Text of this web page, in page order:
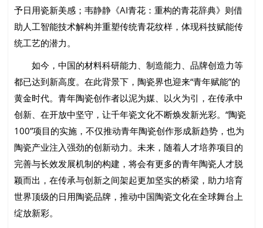
予日用瓷新美感；韦静静《AI青花：重构的青花辞典》则借
助人工智能技术解构并重塑传统青花纹样，体现科技赋能传
统工艺的潜力。
如今，中国的材料科研能力、制造能力、品牌创造力等
都已达到新高度。在此背景下，陶瓷界也迎来“青年赋能”的
黄金时代。青年陶瓷创作者以泥为媒、以火为引，在传承中
创新、在开放中坚守，让千年瓷文化不断焕发新光彩。“陶瓷
100”项目的实施，不仅推动青年陶瓷创作形成新趋势，也为
陶瓷产业注入强劲的创新动力。未来，随着人才培养项目的
完善与长效发展机制的构建，将会有更多的青年陶瓷人才脱
颖而出，在传承与创新之间架起更加坚实的桥梁，助力培育
世界顶级的日用陶瓷品牌，推动中国陶瓷文化在全球舞台上
绽放新彩。